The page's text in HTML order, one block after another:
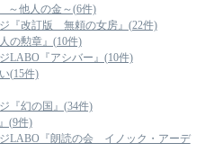
～他人の金～(6件)
『改訂版 無頼の女房』(22件)
の勲章』(10件)
LABO『アシバー』(10件)
(15件)
『幻の国』(34件)
(9件)
LABO『朗読の会 イノック・アーデ